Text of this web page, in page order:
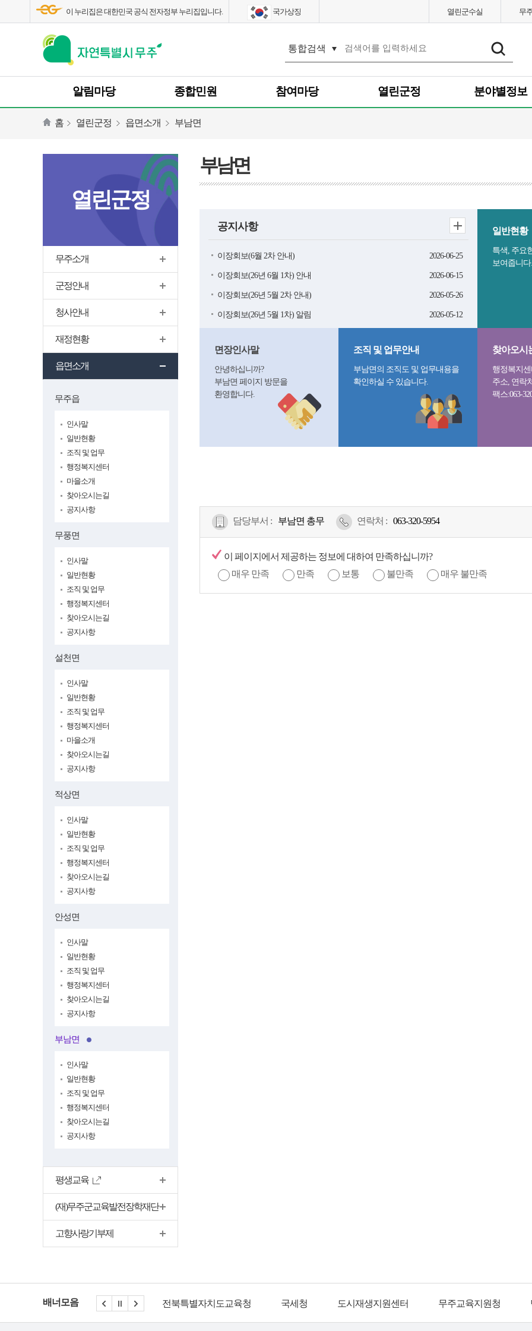
이 누리집은 대한민국 공식 전자정부 누리집입니다. 국가상징 열린군수실 무
합
색
알림마당 종합민원 참여마당 열린군정 분야별정보
홈 열린군정 읍면소개 부남면
열린군정
무주소개
군정안내
청사안내
재정현황
읍면소개
무주읍
인사말
일반현황
조직 및 업무
행정복지센터
마을소개
찾아오시는길
공지사항
무풍면
인사말
일반현황
조직 및 업무
행정복지센터
찾아오시는길
공지사항
설천면
인사말
일반현황
조직 및 업무
행정복지센터
마을소개
찾아오시는길
공지사항
적상면
인사말
일반현황
조직 및 업무
행정복지센터
찾아오시는길
공지사항
안성면
인사말
일반현황
조직 및 업무
행정복지센터
찾아오시는길
공지사항
부남면
인사말
일반현황
조직 및 업무
행정복지센터
찾아오시는길
공지사항
평생교육
(재)무주군교육발전장학재단
고향사랑기부제
부남면
공지사항
이장회보(6월 2차 안내) 2026-06-25
이장회보(26년 6월 1차) 안내 2026-06-15
이장회보(26년 5월 2차 안내) 2026-05-26
이장회보(26년 5월 1차) 알림 2026-05-12
일반현황
특색, 주요
보여줍니다.
면장인사말
안녕하십니까?
부남면 페이지 방문을
환영합니다.
조직 및 업무안내
부남면의 조직도 및 업무내용을
확인하실 수 있습니다.
찾아오시
행정복지
주소, 연락
팩스:063-
담당부서 : 부남면 총무 연락처 : 063-320-5954
이 페이지에서 제공하는 정보에 대하여 만족하십니까?
매우 만족
만족 보통 불만족 매우 불만족
배너모음 전북특별자치도교육청 국세청 도시재생지원센터 무주교육지원청